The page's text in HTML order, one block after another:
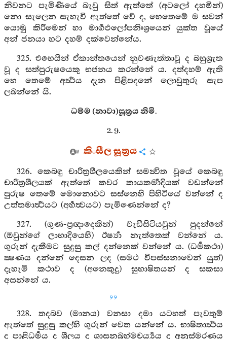
නිවනට පැමිණියේ බැවු සිත් ඇත්තේ (අටලෝ දහමින්)
නො සැලෙන සැහැවි ඇත්තේ වේ ද, හෙතෙමේ ම සවන්
යොමු කිරීමෙන් හා මාර්‍ගඵලෝපනිඃශ්‍රයෙන් යුක්ත වූයේ
අන් ජනයා හට දහම් දක්වෙන්නේය.
325. එහෙයින් ඒකාන්තයෙන් නුවණැත්තාවූ ද බහුශ්‍රුත
වූ ද සත්පුරුෂයෙකු භජනය කරන්නේ ය. දත්දහම් ඇති
හෙ තෙමේ අර්‍ත්‍ථය දැන පිළිපදනේ ලොවුතුරු සැප
ලබන්නේ යි.
ධම්ම (නාවා)සූත්‍රය නිමි.
2. 9.
කිංසීල සූත්‍රය
326. කෙබඳු චාරිත්‍රශීලයෙකින් සමන්‍විත වූයේ කෙබඳු
චාරිත්‍රශීලයක් ඇත්තේ කවර කායකර්‍මාදියක් වඩන්නේ
පුරුෂ තෙමේ මොනොවට සස්නෙහි පිහිටියේ වන්නේ ද
උත්තමාර්‍ත්‍ථයට (අර්‍හත්‍වයට) පැමිණෙන්නේ ද?
327. (ගුණ-ප්‍රඥාදෙකින්) වැඩීසිටියවුන් පුදන්නේ
(ඔවුන්ගේ ලාභාදියෙහි) ඊර්‍ෂ්‍යා නැත්තෙක් වන්නේ ය.
ගුරුන් දැකීමට සුදුසු කල් දන්නෙක් වන්නේ ය. (ධර්‍මකථා)
ක්‍ෂණය දන්නේ දෙසන ලද (සමථ විපස්සනාවෙන් යුත්)
දැහැමි කථාව ද (අනෙකුදු) සුභාෂිතයන් ද සකසා
අසන්නේ ය.
99
328. තදබව (මානය) වනසා දමා යටහත් පැවතුම්
ඇත්තේ සුදුසු කල්හි ගුරුන් වෙත යන්නේ ය. භාෂිතාර්‍ත්‍ථය
ද පාළිධර්‍මය ද ශීලය ද ශාසනබ්‍රහ්මචර්‍ය්‍යය ද අනුස්මරණය